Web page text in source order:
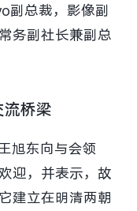
对比Y机型
iQOO 15
副总裁，影像副
务副社长兼副总
流桥梁
旭东向与会领
迎，并表示，故
建立在明清两朝